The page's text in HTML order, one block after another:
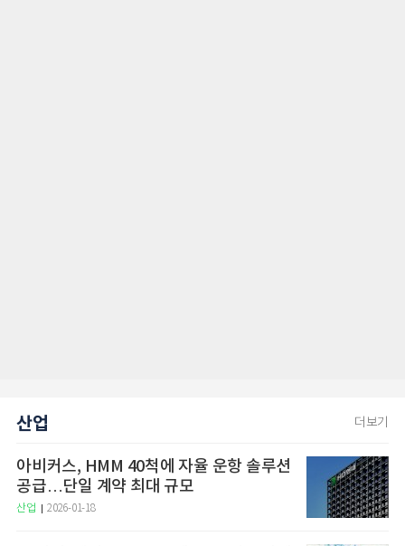
산업 더보기
아비커스, HMM 40척에 자율 운항 솔루션
공급…단일 계약 최대 규모
산업 2026-01-18